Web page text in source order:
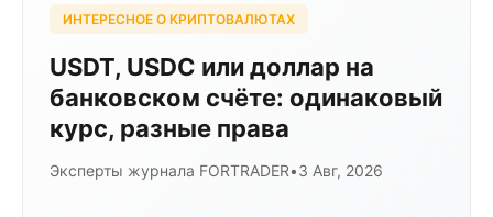
ИНТЕРЕСНОЕ О КРИПТОВАЛЮТАХ
USDT, USDC или доллар на
банковском счёте: одинаковый
курс, разные права
Эксперты журнала FORTRADER•3 Авг, 2026